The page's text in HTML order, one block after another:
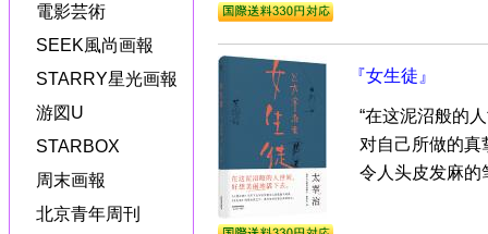
電影芸術
SEEK風尚画報
STARRY星光画報
游図U
STARBOX
周末画報
北京青年周刊
『女生徒』
“在这泥沼般的
对自己所做的真
令人头皮发麻的